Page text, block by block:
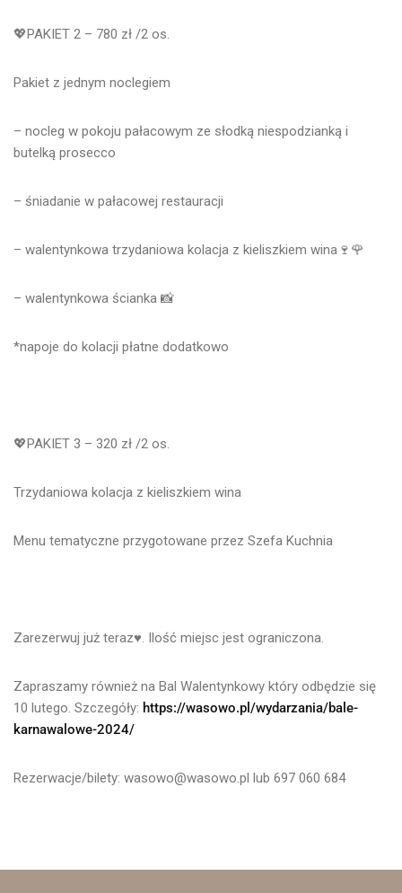
💖PAKIET 2 – 780 zł /2 os.
Pakiet z jednym noclegiem
– nocleg w pokoju pałacowym ze słodką niespodzianką i
butelką prosecco
– śniadanie w pałacowej restauracji
– walentynkowa trzydaniowa kolacja z kieliszkiem wina🍷🌹
– walentynkowa ścianka 📸
*napoje do kolacji płatne dodatkowo
💖PAKIET 3 – 320 zł /2 os.
Trzydaniowa kolacja z kieliszkiem wina
Menu tematyczne przygotowane przez Szefa Kuchnia
Zarezerwuj już teraz♥️. Ilość miejsc jest ograniczona.
Zapraszamy również na Bal Walentynkowy który odbędzie się
10 lutego. Szczegóły: https://wasowo.pl/wydarzania/bale-
karnawalowe-2024/
Rezerwacje/bilety: wasowo@wasowo.pl lub 697 060 684